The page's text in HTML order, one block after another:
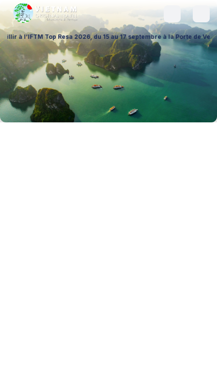
Resa 2026, du 15 au 17 septembre à la Porte de Versailles (Hall